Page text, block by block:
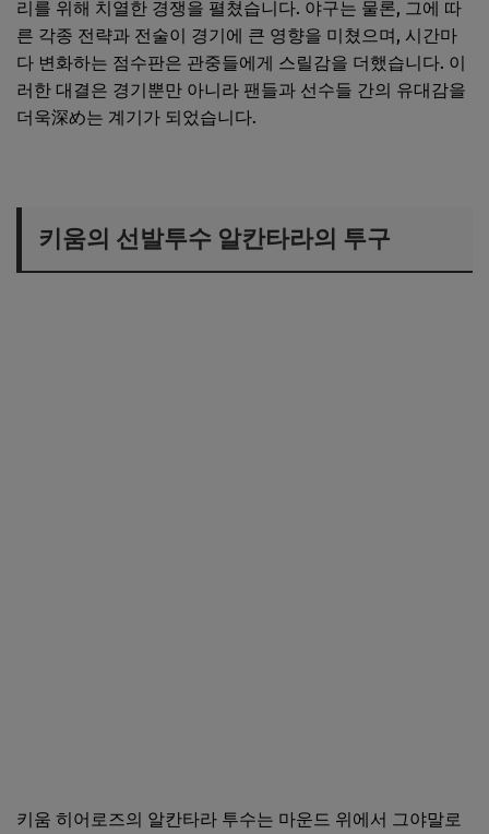
리를 위해 치열한 경쟁을 펼쳤습니다. 야구는 물론, 그에 따
른 각종 전략과 전술이 경기에 큰 영향을 미쳤으며, 시간마
다 변화하는 점수판은 관중들에게 스릴감을 더했습니다. 이
러한 대결은 경기뿐만 아니라 팬들과 선수들 간의 유대감을
더욱深め는 계기가 되었습니다.
키움의 선발투수 알칸타라의 투구
키움 히어로즈의 알칸타라 투수는 마운드 위에서 그야말로